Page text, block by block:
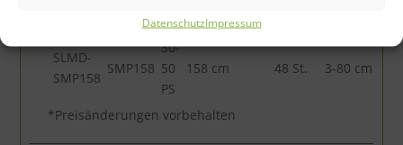
DatenschutzImpressum
PS
SLMD-
SMP158
SMP158
30-
50
PS
158 cm 48 St. 3-80 cm
*Preisänderungen vorbehalten